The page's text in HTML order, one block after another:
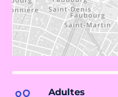
Adultes